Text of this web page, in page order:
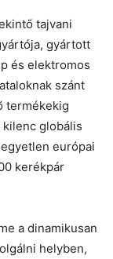
tajvani
gyártott
és elektromos
szánt
termékekig
kilenc globális
európai
kerékpár
a dinamikusan
helyben,